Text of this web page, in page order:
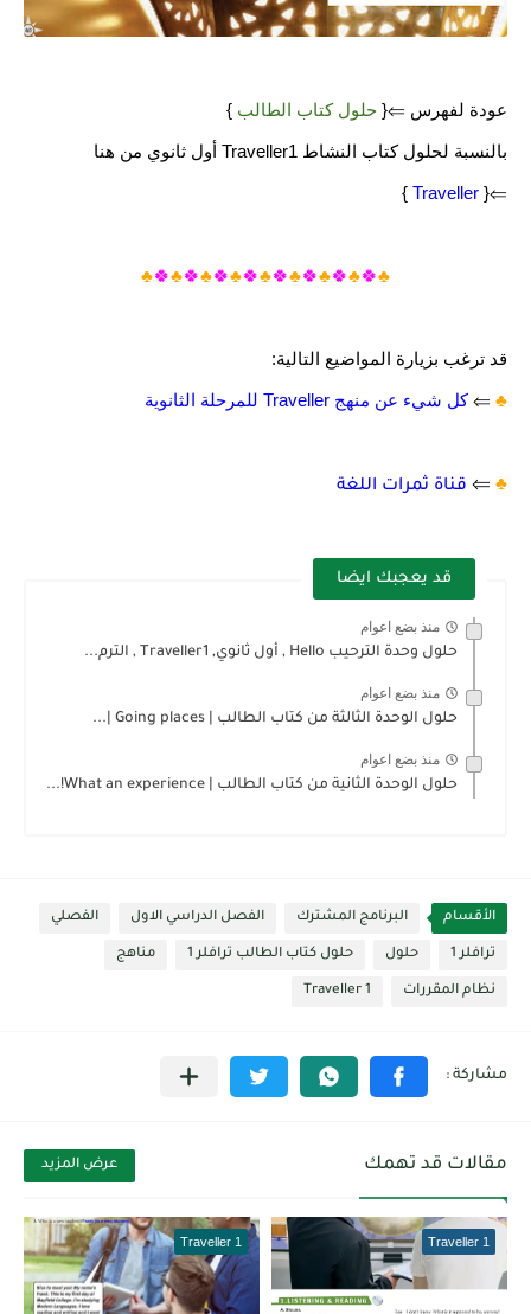
عودة لفهرس ⇐{ حلول كتاب الطالب }
بالنسبة لحلول كتاب النشاط Traveller1 أول ثانوي من هنا
⇐{
}
♣️
🍀
♣️
🍀
♣️
🍀
♣️
🍀
♣️
🍀
♣️
🍀
♣️
🍀
♣️
🍀
♣️
قد ترغب بزيارة المواضيع التالية:
♣️
⇐ كل شيء عن منهج Traveller للمرحلة الثانوية
♣️
⇐ قناة ثمرات اللغة
قد يعجبك ايضا
منذ بضع اعوام
حلول وحدة الترحيب Hello , أول ثانوي, Traveller1 , الترم...
منذ بضع اعوام
حلول الوحدة الثالثة من كتاب الطالب | Going places |...
منذ بضع اعوام
حلول الوحدة الثانية من كتاب الطالب | What an experience!...
الأقسام البرنامج المشترك الفصل الدراسي الاول الفصلي
ترافلر 1 حلول حلول كتاب الطالب ترافلر 1 مناهج
نظام المقررات Traveller 1
مقالات قد تهمك عرض المزيد
Traveller 1
Traveller 1